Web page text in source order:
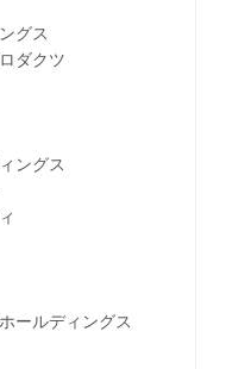
グス
クツ
グス
ルディングス